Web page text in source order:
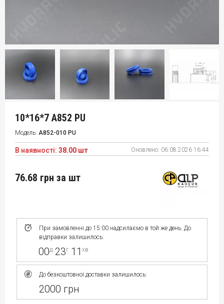
10*16*7 A852 PU
Модель: A852-010 PU
В наявності: 38.00 шт Оновлено: 06.08.2026 16:44
При замовленні до 15:00 надсилаємо в той же день. До
відправки залишилось:
00д 23г 11хв
До безкоштовної доставки залишилось:
2000 грн
76.68 грн за шт